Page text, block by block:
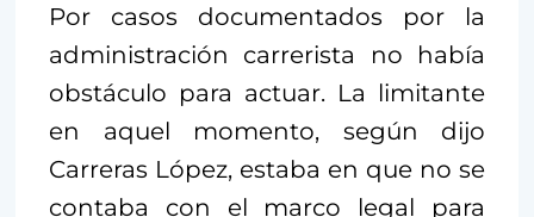
Por casos documentados por la
administración carrerista no había
obstáculo para actuar. La limitante
en aquel momento, según dijo
Carreras López, estaba en que no se
contaba con el marco legal para